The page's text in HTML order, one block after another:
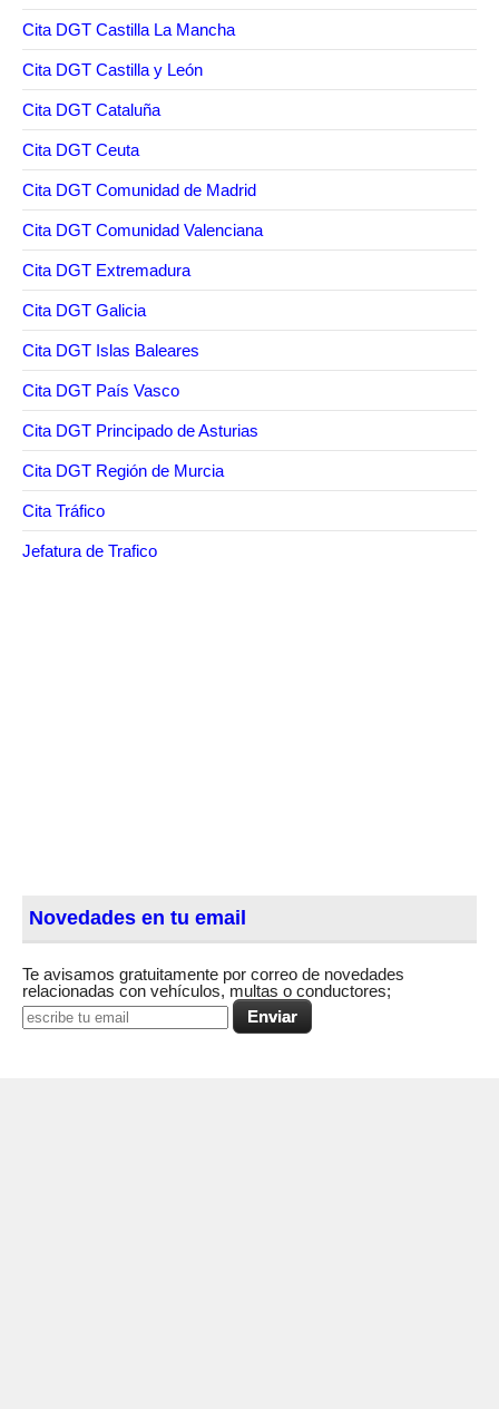
Cita DGT Castilla La Mancha
Cita DGT Castilla y León
Cita DGT Cataluña
Cita DGT Ceuta
Cita DGT Comunidad de Madrid
Cita DGT Comunidad Valenciana
Cita DGT Extremadura
Cita DGT Galicia
Cita DGT Islas Baleares
Cita DGT País Vasco
Cita DGT Principado de Asturias
Cita DGT Región de Murcia
Cita Tráfico
Jefatura de Trafico
Novedades en tu email
Te avisamos gratuitamente por correo de novedades
relacionadas con vehículos, multas o conductores;